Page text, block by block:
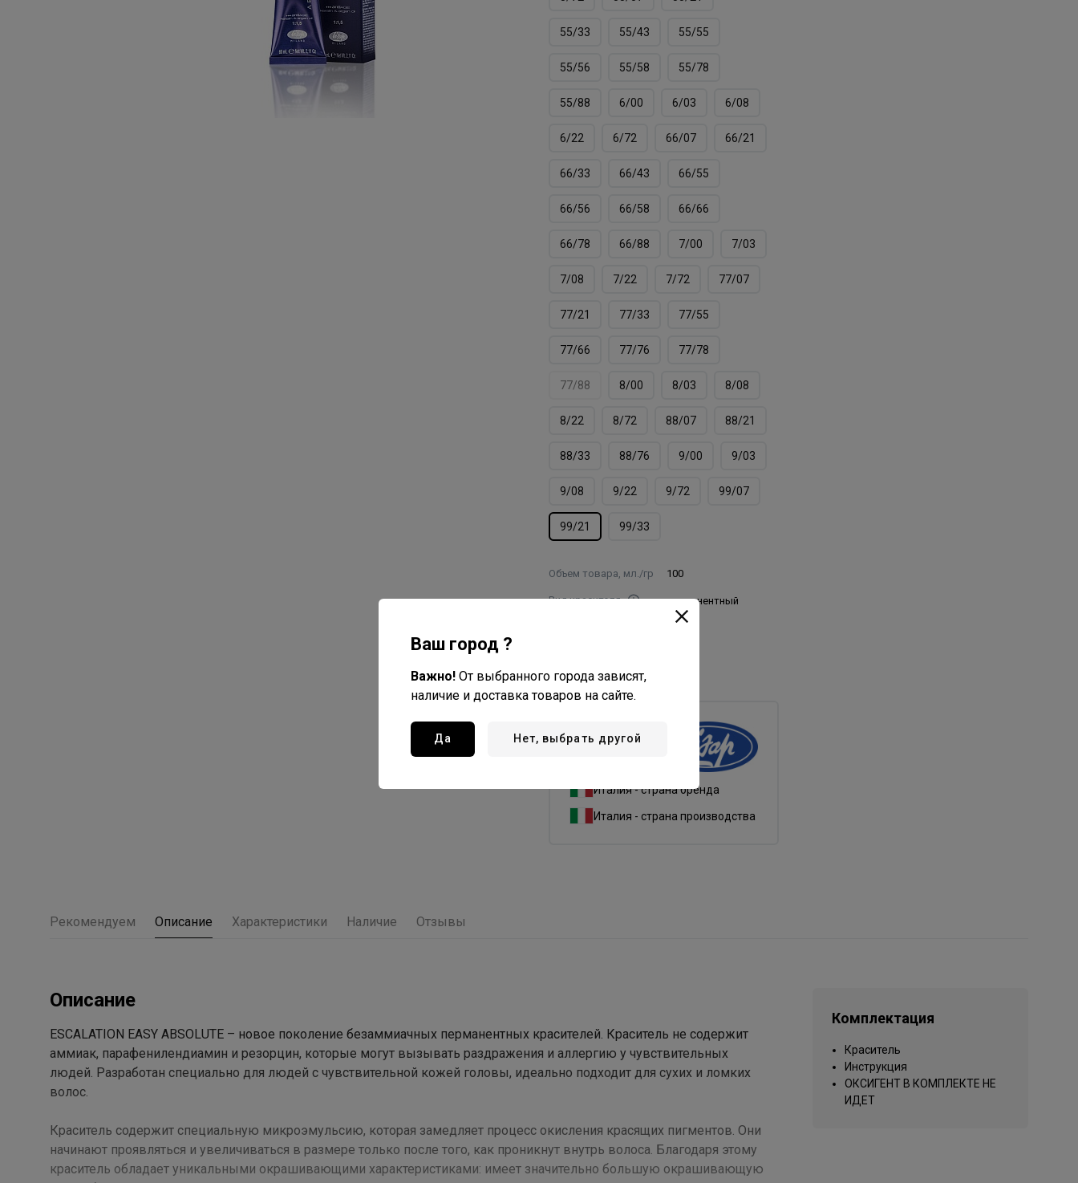
55/33 55/43 55/55
55/56 55/58 55/78
55/88 6/00 6/03 6/08
6/22 6/72 66/07 66/21
66/33 66/43 66/55
66/56 66/58 66/66
66/78 66/88 7/00 7/03
7/08 7/22 7/72 77/07
77/21 77/33 77/55
77/66 77/76 77/78
77/88 8/00 8/03 8/08
8/22 8/72 88/07 88/21
88/33 88/76 9/00 9/03
9/08 9/22 9/72 99/07
99/21 99/33
Объем товара, мл./гр 100
Вид красителя перманентный
Lisap Milano
Италия - страна бренда
Италия - страна производства
Рекомендуем Описание Характеристики Наличие Отзывы
Описание
ESCALATION EASY ABSOLUTE – новое поколение безаммиачных перманентных красителей. Краситель не содержит
аммиак, парафенилендиамин и резорцин, которые могут вызывать раздражения и аллергию у чувствительных
людей. Разработан специально для людей с чувствительной кожей головы, идеально подходит для сухих и ломких
волос.
Краситель содержит специальную микроэмульсию, которая замедляет процесс окисления красящих пигментов. Они
начинают проявляться и увеличиваться в размере только после того, как проникнут внутрь волоса. Благодаря этому
краситель обладает уникальными окрашивающими характеристиками: имеет значительно большую окрашивающую
Комплектация
Краситель
Инструкция
ОКСИГЕНТ В КОМПЛЕКТЕ НЕ
ИДЕТ
Ваш город ?
Важно! От выбранного города зависят,
наличие и доставка товаров на сайте.
Да Нет, выбрать другой